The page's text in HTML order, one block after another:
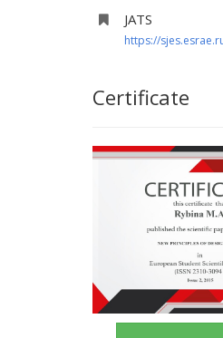
JATS
https://
Certificate